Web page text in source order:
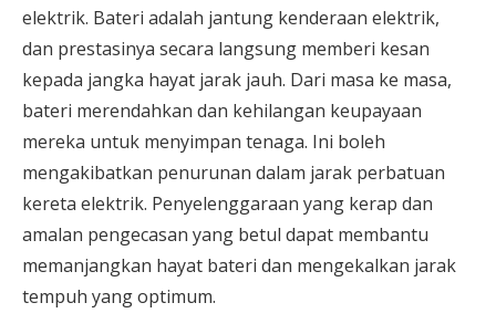
elektrik. Bateri adalah jantung kenderaan elektrik,
dan prestasinya secara langsung memberi kesan
kepada jangka hayat jarak jauh. Dari masa ke masa,
bateri merendahkan dan kehilangan keupayaan
mereka untuk menyimpan tenaga. Ini boleh
mengakibatkan penurunan dalam jarak perbatuan
kereta elektrik. Penyelenggaraan yang kerap dan
amalan pengecasan yang betul dapat membantu
memanjangkan hayat bateri dan mengekalkan jarak
tempuh yang optimum.